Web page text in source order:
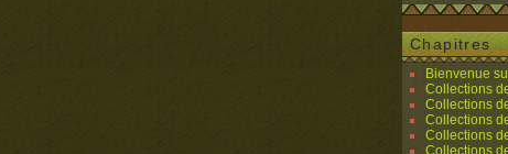
Chapitres
Bienvenue
Collections
Collections
Collections
Collections
Collections